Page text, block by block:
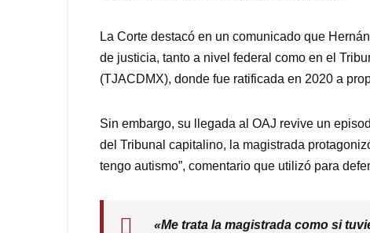
La Corte destacó en un comunicado que
de justicia, tanto a nivel federal como en el
(TJACDMX), donde fue ratificada en 2020 a
Sin embargo, su llegada al OAJ revive un
del Tribunal capitalino, la magistrada
tengo autismo”, comentario que utilizó para
«Me trata la magistrada como si